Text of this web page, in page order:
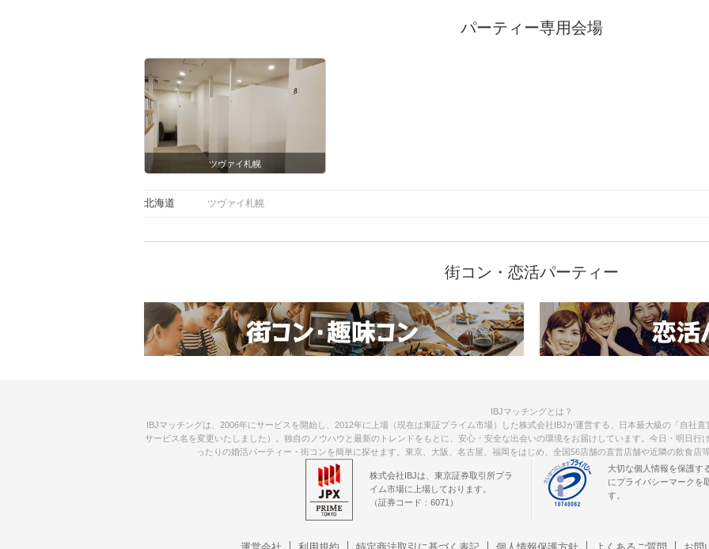
パーティー専用会場
ツヴァイ札幌
北海道 ツヴァイ札幌
街コン・恋活パーティー
IBJマッチングとは？
IBJマッチングは、2006年にサービスを開始し、2012年に上場（現在は東証プライム市場）した株式会社IBJが運営する、日本最大級の「自社
サービス名を変更いたしました）。独自のノウハウと最新のトレンドをもとに、安心・安全な出会いの環境をお届けしています。今日・明日行
ったりの婚活パーティー・街コンを簡単に探せます。東京、大阪、名古屋、福岡をはじめ、全国56店舗の直営店舗や近隣の飲食店
株式会社IBJは、東京証券取引所プラ
イム市場に上場しております。
（証券コード：6071）
大切な個人情報を保護す
にプライバシーマークを
す。